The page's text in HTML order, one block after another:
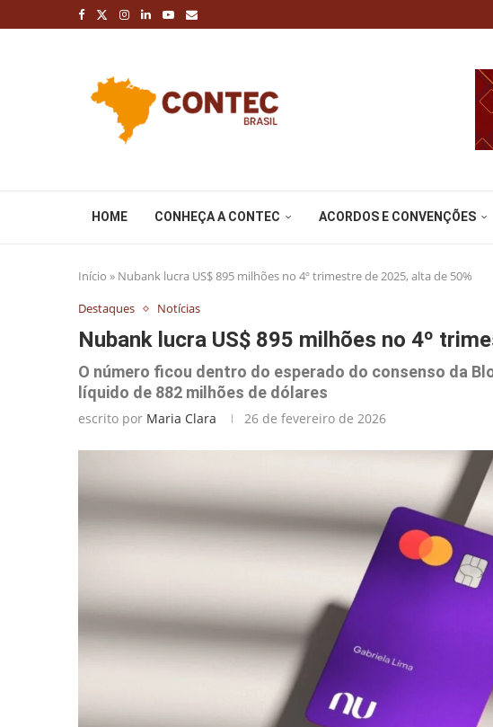
HOME CONHEÇA A CONTEC ACORDOS E CONVENÇÕES
Início » Nubank lucra US$ 895 milhões no 4º trimestre de 2025, alta de 50%
Destaques
Notícias
Nubank lucra US$ 895 milhões no 4º
O número ficou dentro do esperado do consenso da
líquido de 882 milhões de dólares
escrito por Maria Clara 26 de fevereiro de 2026